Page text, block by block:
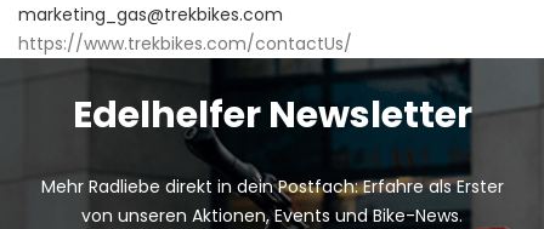
marketing_gas@trekbikes.com
https://www.trekbikes.com/contactUs/
Edelhelfer Newsletter
Mehr Radliebe direkt in dein Postfach: Erfahre als Erster
von unseren Aktionen, Events und Bike-News.